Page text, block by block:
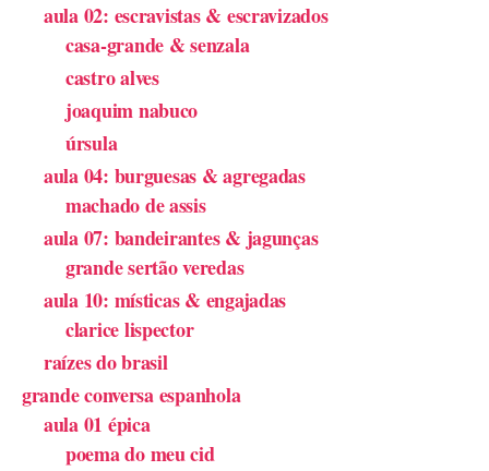
aula 02: escravistas & escravizados
casa-grande & senzala
castro alves
joaquim nabuco
úrsula
aula 04: burguesas & agregadas
machado de assis
aula 07: bandeirantes & jagunças
grande sertão veredas
aula 10: místicas & engajadas
clarice lispector
raízes do brasil
grande conversa espanhola
aula 01 épica
poema do meu cid